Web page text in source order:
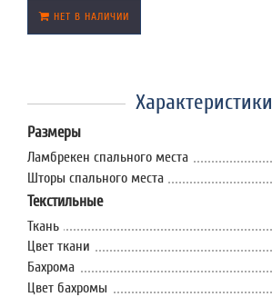
НЕТ В НАЛИЧИИ
Характеристики
Размеры
Ламбрекен спального места
Шторы спального места
Текстильные
Ткань
Цвет ткани
Бахрома
Цвет бахромы